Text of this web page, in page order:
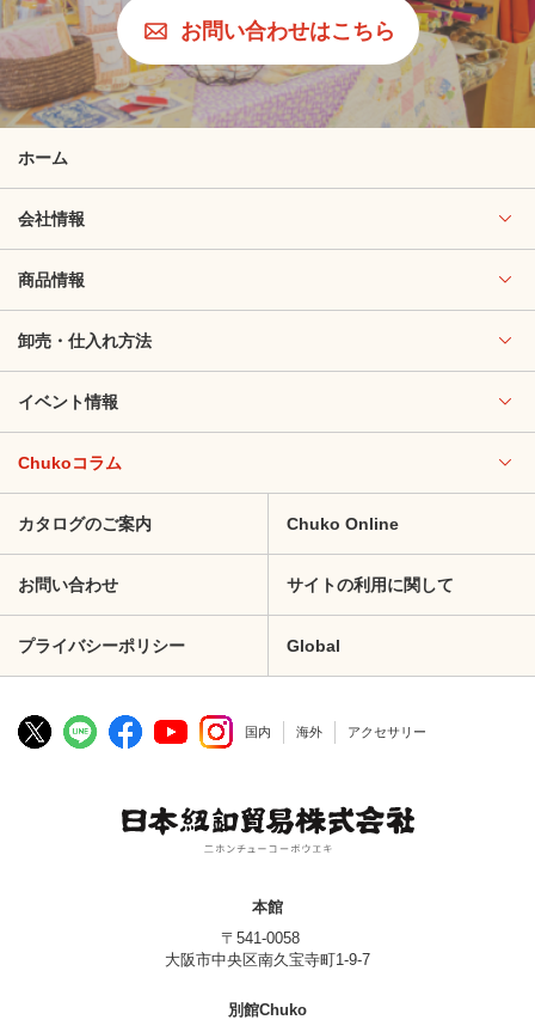
お問い合わせはこちら
ホーム
会社情報
商品情報
卸売・仕入れ方法
イベント情報
Chukoコラム
カタログのご案内 Chuko Online
お問い合わせ サイトの利用に関して
プライバシーポリシー Global
国内 海外 アクセサリー
本館
〒541-0058
大阪市中央区南久宝寺町1-9-7
別館Chuko